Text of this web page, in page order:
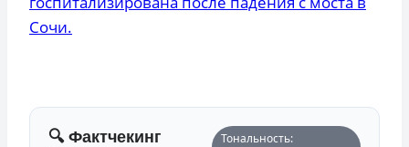
Сочи.
🔍 Фактчекинг
Тональность: